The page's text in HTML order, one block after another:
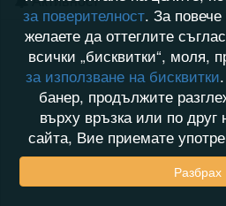
за поверителност. За
желаете да оттеглите
всички „бисквитки“, моля,
за използване на бисквитки
банер, продължите
върху връзка или по друг
сайта, Вие приемате
Разбрах